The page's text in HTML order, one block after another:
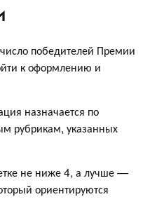
победителей Премии
к оформлению и
назначается по
рубрикам, указанных
не ниже 4, а лучше —
ориентируются